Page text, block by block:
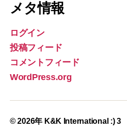
リ
メタ情報
ログイン
投稿フィード
コメントフィード
WordPress.org
© 2026年 K&K International :) 3